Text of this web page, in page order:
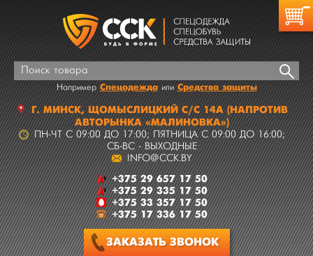
НапримерСпецодежда илиСредства защиты
Г.МИНСК,ЩОМЫСЛИЦКИЙ С/С 14А(НАПРОТИВ
АВТОРЫНКА «МАЛИНОВКА»)
ПН-ЧТ C 09:00 ДО 17:00; ПЯТНИЦА C 09:00 ДО 16:00;
СБ-ВС - ВЫХОДНЫЕ
INFO@CCK.BY
+375 29 657 17 50
+375 29 335 17 50
+375 33 357 17 50
+375 17 336 17 50
ЗАКАЗАТЬ ЗВОНОК